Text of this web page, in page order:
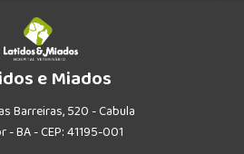
e Miados
Barreiras, 520 - Cabula
- BA - CEP: 41195-001